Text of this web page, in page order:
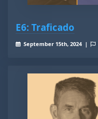
E6: Traficado
September 15th, 2024 |